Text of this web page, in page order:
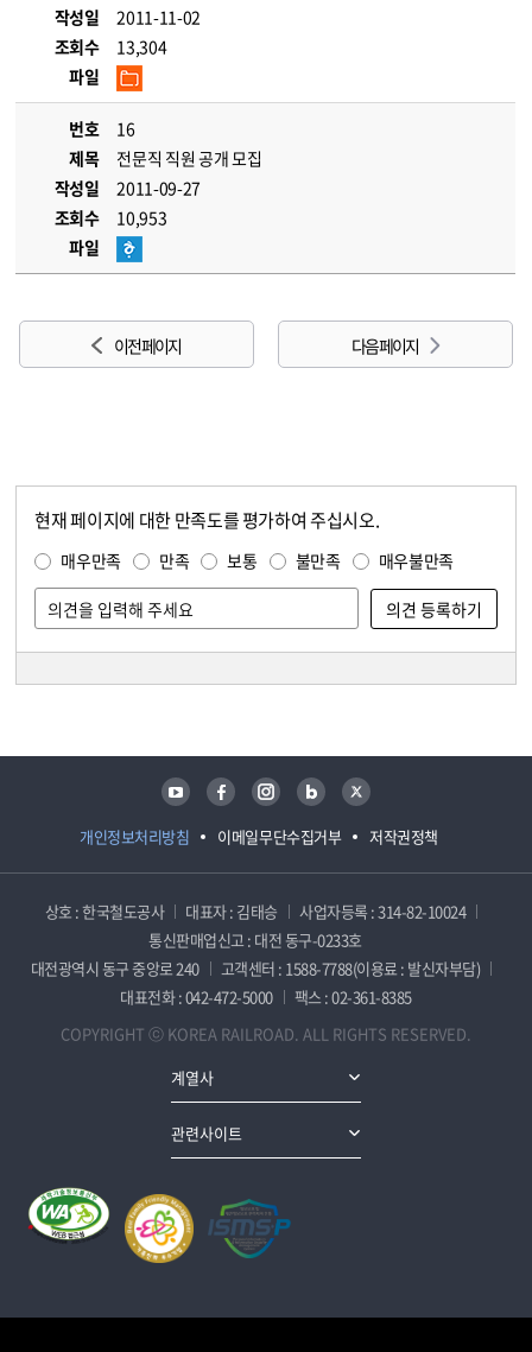
작성일
2011-11-02
조회수
13,304
파일
번호
16
제목
전문직 직원 공개 모집
작성일
2011-09-27
조회수
10,953
파일
이전 페이지 다음 페이지
현재 페이지에 대한 만족도를 평가하여 주십시오.
매우만족 만족 보통 불만족 매우불만족
개인정보처리방침 이메일무단수집거부 저작권정책
유튜브 페이스북 인스타그램 블로그 트위터
상호 : 한국철도공사 대표자 : 김태승
사업자등록 : 314-82-10024
통신판매업신고 : 대전 동구-0233호
대전광역시 동구 중앙로 240
고객센터 : 1588-7788(이용료 : 발신자부담)
대표전화 : 042-472-5000
팩스 : 02-361-8385
COPYRIGHT ⓒ KOREA RAILROAD. ALL RIGHTS RESERVED.
계열사
관련사이트